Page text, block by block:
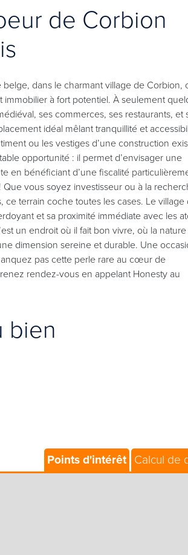
de Corbion
dans le charmant village de Corbion,
à fort potentiel. À seulement
ses commerces, ses restaurants, et
idéal mêlant tranquillité et
ou les vestiges d’une construction
opportunité : il permet d’envisager une
en bénéficiant d’une fiscalité
vous soyez investisseur ou à la
terrain coche toutes les cases. Le village
et sa proximité immédiate avec les
un endroit où il fait bon vivre, où la nature
dimension sereine et durable. Une
pas cette perle rare au cœur de
rendez-vous en appelant Honesty au
bien
Points d'intérêt Calcul de